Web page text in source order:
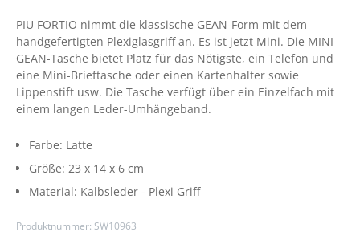
PIU FORTIO nimmt die klassische GEAN-Form mit dem
handgefertigten Plexiglasgriff an. Es ist jetzt Mini. Die MINI
GEAN-Tasche bietet Platz für das Nötigste, ein Telefon und
eine Mini-Brieftasche oder einen Kartenhalter sowie
Lippenstift usw. Die Tasche verfügt über ein Einzelfach mit
einem langen Leder-Umhängeband.
Farbe: Latte
Größe: 23 x 14 x 6 cm
Material: Kalbsleder - Plexi Griff
Produktnummer: SW10963